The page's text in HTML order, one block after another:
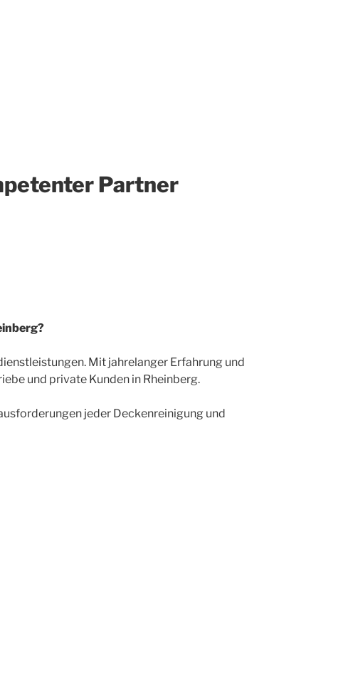
Partner
Mit jahrelanger Erfahrung und
und private Kunden in Rheinberg.
jeder Deckenreinigung und